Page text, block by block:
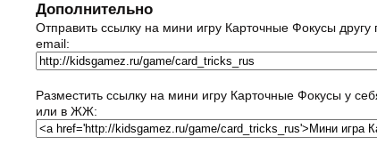
Дополнительно
Отправить ссылку на мини игру Карточные Фокусы другу
email:
Разместить ссылку на мини игру Карточные Фокусы у
или в ЖЖ: